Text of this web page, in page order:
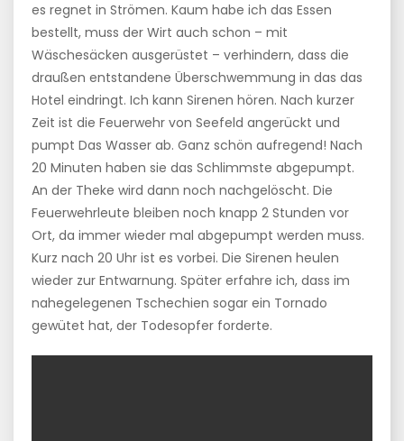
es regnet in Strömen. Kaum habe ich das Essen
bestellt, muss der Wirt auch schon – mit
Wäschesäcken ausgerüstet – verhindern, dass die
draußen entstandene Überschwemmung in das das
Hotel eindringt. Ich kann Sirenen hören. Nach kurzer
Zeit ist die Feuerwehr von Seefeld angerückt und
pumpt Das Wasser ab. Ganz schön aufregend! Nach
20 Minuten haben sie das Schlimmste abgepumpt.
An der Theke wird dann noch nachgelöscht. Die
Feuerwehrleute bleiben noch knapp 2 Stunden vor
Ort, da immer wieder mal abgepumpt werden muss.
Kurz nach 20 Uhr ist es vorbei. Die Sirenen heulen
wieder zur Entwarnung. Später erfahre ich, dass im
nahegelegenen Tschechien sogar ein Tornado
gewütet hat, der Todesopfer forderte.